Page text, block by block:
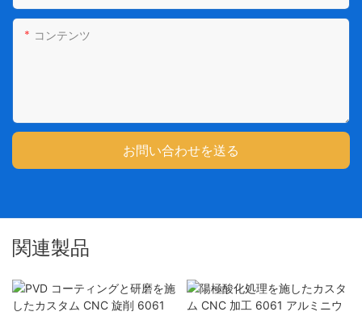
コンテンツ
お問い合わせを送る
関連製品